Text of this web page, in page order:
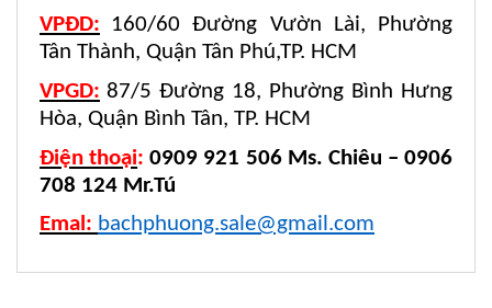
VPĐD:
160/60 Đường Vườn Lài, Phường
Tân Thành, Quận Tân Phú,TP. HCM
VPGD: 87/5 Đường 18, Phường Bình Hưng
Hòa, Quận Bình Tân, TP. HCM
Điện thoại:0909 921 506 Ms. Chiêu – 0906
708 124 Mr.Tú
Emal: bachphuong.sale@gmail.com